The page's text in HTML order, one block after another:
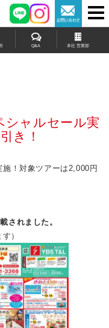
Q&A 本社 営業部
シャルセール実
き！
施！対象ツアーは2,000円
されました。
）